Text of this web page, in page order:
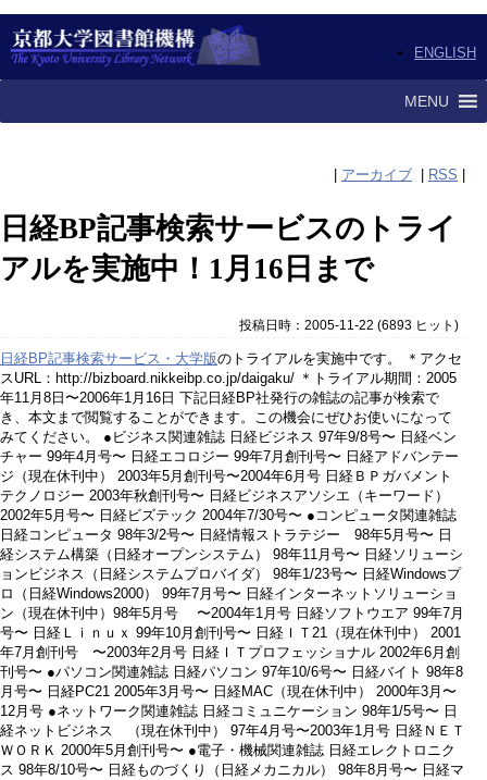
ENGLISH
MENU
アーカイブ RSS
日経BP記事検索サービスのトライ
アルを実施中！1月16日まで
投稿日時：2005-11-22 (6893 ヒット )
日経BP記事検索サービス・大学版のトライアルを実施中です。 ＊アクセ
スURL：http://bizboard.nikkeibp.co.jp/daigaku/ ＊トライアル期間：2005
年11月8日〜2006年1月16日 下記日経BP社発行の雑誌の記事が検索で
き、本文まで閲覧することができます。この機会にぜひお使いになって
みてください。 ●ビジネス関連雑誌 日経ビジネス 97年9/8号〜 日経ベン
チャー 99年4月号〜 日経エコロジー 99年7月創刊号〜 日経アドバンテー
ジ（現在休刊中） 2003年5月創刊号〜2004年6月号 日経ＢＰガバメント
テクノロジー 2003年秋創刊号〜 日経ビジネスアソシエ（キーワード）
2002年5月号〜 日経ビズテック 2004年7/30号〜 ●コンピュータ関連雑誌
日経コンピュータ 98年3/2号〜 日経情報ストラテジー 98年5月号〜 日
経システム構築（日経オープンシステム） 98年11月号〜 日経ソリューシ
ョンビジネス（日経システムプロバイダ） 98年1/23号〜 日経Windowsプ
ロ（日経Windows2000） 99年7月号〜 日経インターネットソリューショ
ン（現在休刊中）98年5月号 〜2004年1月号 日経ソフトウエア 99年7月
号〜 日経Ｌｉｎｕｘ 99年10月創刊号〜 日経ＩＴ21（現在休刊中） 2001
年7月創刊号 〜2003年2月号 日経ＩＴプロフェッショナル 2002年6月創
刊号〜 ●パソコン関連雑誌 日経パソコン 97年10/6号〜 日経バイト 98年8
月号〜 日経PC21 2005年3月号〜 日経MAC（現在休刊中） 2000年3月〜
12月号 ●ネットワーク関連雑誌 日経コミュニケーション 98年1/5号〜 日
経ネットビジネス （現在休刊中） 97年4月号〜2003年1月号 日経ＮＥＴ
ＷＯＲＫ 2000年5月創刊号〜 ●電子・機械関連雑誌 日経エレクトロニク
ス 98年8/10号〜 日経ものづくり（日経メカニカル） 98年8月号〜 日経マ